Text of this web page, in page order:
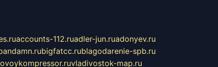
accounts-112.ruadler-jun.ruadonyev.ru
bigfatcc.rublagodarenie-spb.ru
vladivostok-map.ru